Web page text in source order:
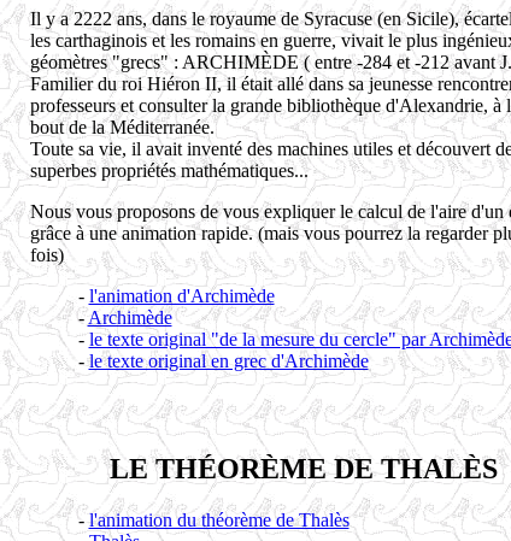
Il y a 2222 ans, dans le royaume de Syracuse (en Sicile),
les carthaginois et les romains en guerre, vivait le plus
géomètres "grecs" : ARCHIMÈDE ( entre -284 et -212 avant
Familier du roi Hiéron II, il était allé dans sa jeunesse
professeurs et consulter la grande bibliothèque d'Alexandrie, à
bout de la Méditerranée.
Toute sa vie, il avait inventé des machines utiles et découvert
superbes propriétés mathématiques...
Nous vous proposons de vous expliquer le calcul de l'aire d'un
grâce à une animation rapide. (mais vous pourrez la regarder
fois)
- l'animation d'Archimède
-Archimède
-le texte original "de la mesure du cercle" par
-le texte original en grec d'Archimède
LE THÉORÈME DE THALÈS
-l'animation du théorème de Thalès